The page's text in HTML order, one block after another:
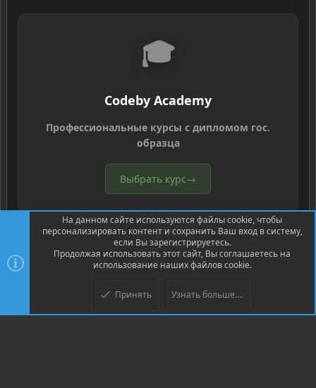
🎓
Codeby Academy
Профессиональные курсы с дипломом гос.
образца
Выбрать курс→
Community platform by XenForo ® © 2010-2026 XenForo Ltd.
© Jason Axelrod of 8WAYRUN
На данном сайте используются файлы cookie, чтобы
персонализировать контент и сохранить Ваш вход в систему,
если Вы зарегистрируетесь.
Продолжая использовать этот сайт, Вы соглашаетесь на
использование наших файлов cookie.
Принять Узнать больше....